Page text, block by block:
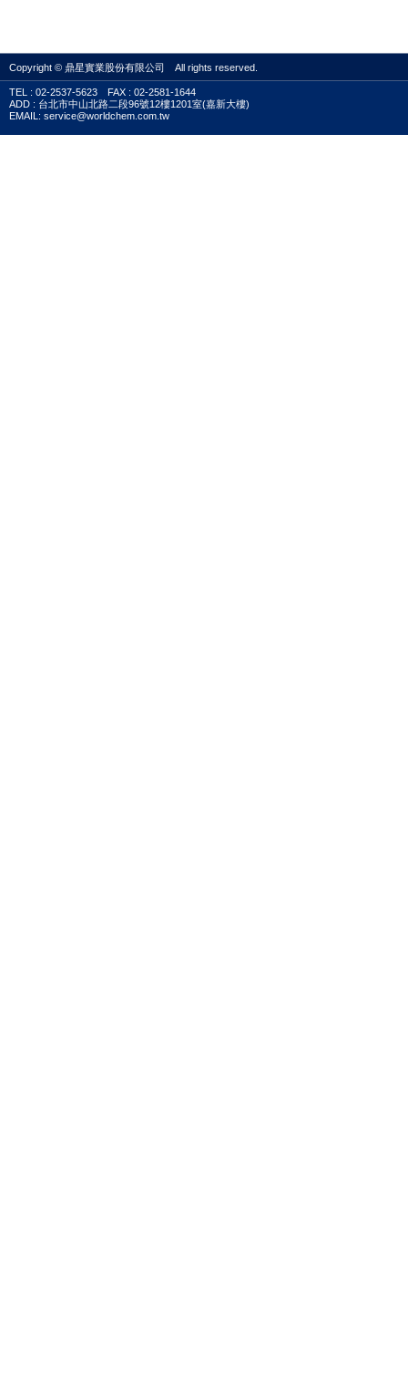
Copyright © 鼎星實業股份有限公司 All rights reserved.
TEL : 02-2537-5623 FAX : 02-2581-1644
ADD : 台北市中山北路二段96號12樓1201室(嘉新大樓)
EMAIL: service@worldchem.com.tw